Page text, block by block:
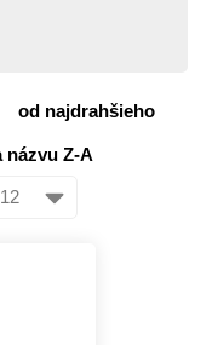
od najdrahšieho
názvu Z-A